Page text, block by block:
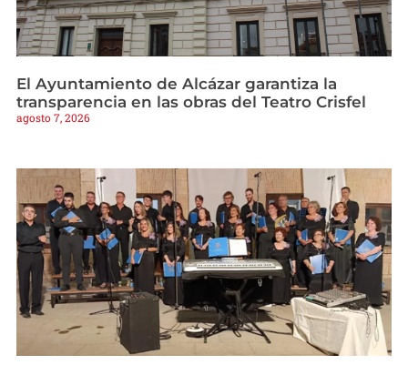
El Ayuntamiento de Alcázar garantiza la
transparencia en las obras del Teatro Crisfel
agosto 7, 2026